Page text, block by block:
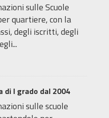
sulle Scuole
quartiere, con la
degli iscritti, degli
di I grado dal 2004
sulle scuole